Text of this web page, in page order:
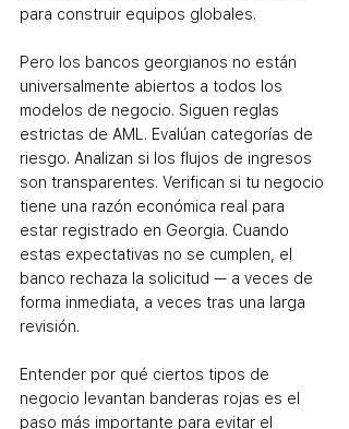
para construir equipos globales.
Pero los bancos georgianos no están
universalmente abiertos a todos los
modelos de negocio. Siguen reglas
estrictas de AML. Evalúan categorías de
riesgo. Analizan si los flujos de ingresos
son transparentes. Verifican si tu negocio
tiene una razón económica real para
estar registrado en Georgia. Cuando
estas expectativas no se cumplen, el
banco rechaza la solicitud — a veces de
forma inmediata, a veces tras una larga
revisión.
Entender por qué ciertos tipos de
negocio levantan banderas rojas es el
paso más importante para evitar el